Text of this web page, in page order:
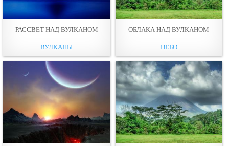
РАССВЕТ НАД ВУЛКАНОМ
ВУЛКАНЫ
ОБЛАКА НАД ВУЛКАНОМ
НЕБО